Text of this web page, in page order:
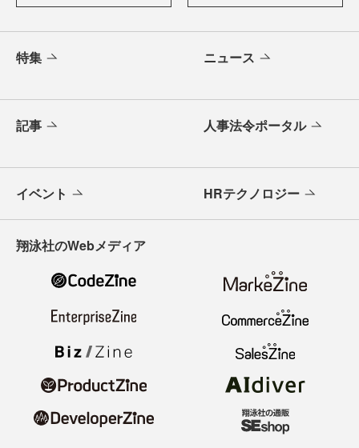
特集 ニュース
記事 人事法令ポータル
イベント HRテクノロジー
翔泳社のWebメディア